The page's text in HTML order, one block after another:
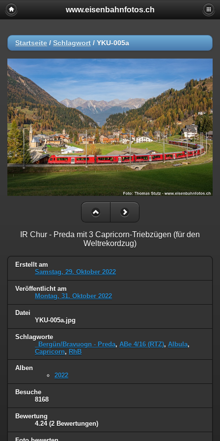
www.eisenbahnfotos.ch
Startseite / Schlagwort / YKU-005a
IR Chur - Preda mit 3 Capricorn-Triebzügen (für den
Weltrekordzug)
Erstellt am
Samstag, 29. Oktober 2022
Veröffentlicht am
Montag, 31. Oktober 2022
Datei
YKU-005a.jpg
Schlagworte
_Bergün/Bravuogn - Preda, ABe 4/16 (RTZ), Albula,
Capricorn, RhB
Alben
2022
Besuche
8168
Bewertung
4.24 (2 Bewertungen)